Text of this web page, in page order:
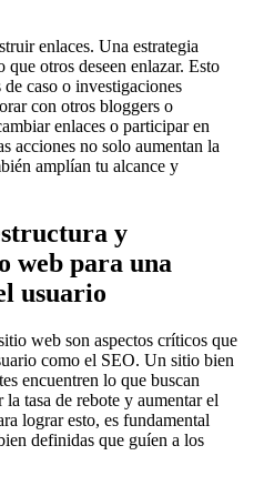
enlaces. Una estrategia
otros deseen enlazar. Esto
caso o investigaciones
con otros bloggers o
enlaces o participar en
acciones no solo aumentan la
amplían tu alcance y
y
web para una
usuario
web son aspectos críticos que
como el SEO. Un sitio bien
encuentren lo que buscan
tasa de rebote y aumentar el
lograr esto, es fundamental
definidas que guíen a los